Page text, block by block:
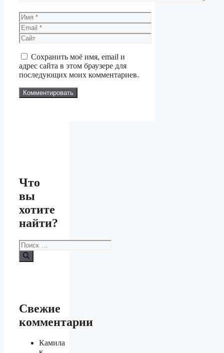
Имя
Email
Сайт
Сохранить моё имя, email и
адрес сайта в этом браузере для
последующих моих комментариев.
Что
вы
хотите
найти?
Поиск:
Свежие
комментарии
Камила